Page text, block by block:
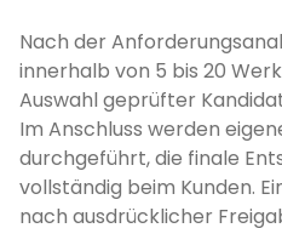
Nach der
innerhalb von 5 bis 20
Auswahl geprüfter
Im Anschluss werden
durchgeführt, die finale
vollständig beim Kunden.
nach ausdrücklicher